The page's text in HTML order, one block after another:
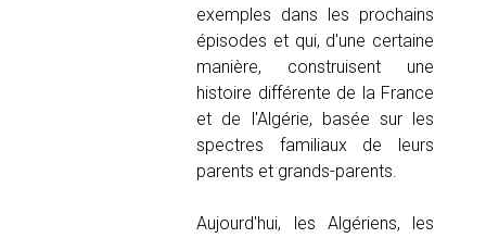
exemples dans les prochains
épisodes et qui, d'une certaine
manière, construisent une
histoire différente de la France
et de l'Algérie, basée sur les
spectres familiaux de leurs
parents et grands-parents.
Aujourd'hui, les Algériens, les